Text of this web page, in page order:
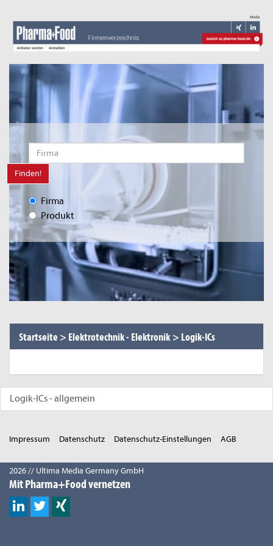
Finden!
Firma
Produkt
Startseite > Elektrotechnik - Elektronik > Logik-ICs
Logik-ICs - allgemein
Impressum Datenschutz Datenschutz-Einstellungen AGB
2026 // Ultima Media Germany GmbH
Mit Pharma+Food vernetzen